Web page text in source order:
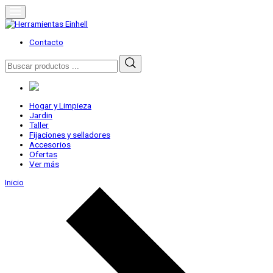
Skip
to
content
Herramientas Einhell
Distribuidor Oficial
Contacto
Buscar
por:
Hogar y Limpieza
Jardin
Taller
Fijaciones y selladores
Accesorios
Ofertas
Ver más
Inicio